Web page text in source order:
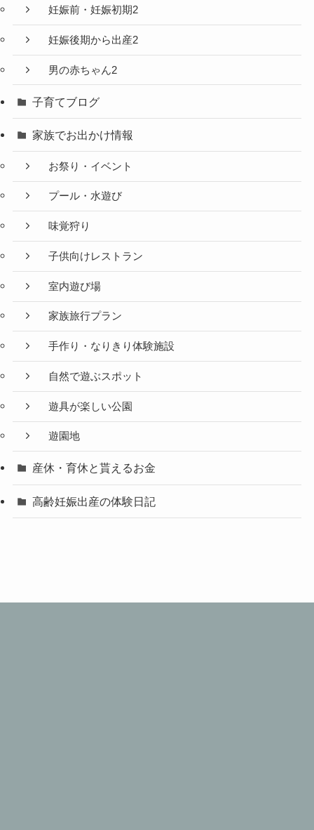
妊娠前・妊娠初期2
妊娠後期から出産2
男の赤ちゃん2
子育てブログ
家族でお出かけ情報
お祭り・イベント
プール・水遊び
味覚狩り
子供向けレストラン
室内遊び場
家族旅行プラン
手作り・なりきり体験施設
自然で遊ぶスポット
遊具が楽しい公園
遊園地
産休・育休と貰えるお金
高齢妊娠出産の体験日記